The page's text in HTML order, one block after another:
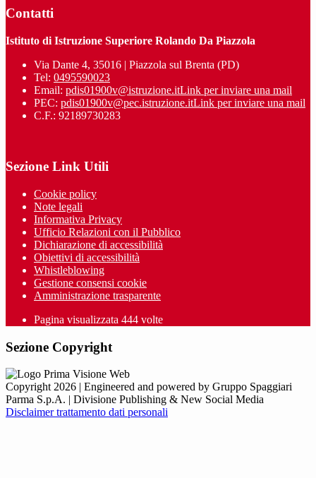
Contatti
Istituto di Istruzione Superiore Rolando Da Piazzola
Via Dante 4, 35016 | Piazzola sul Brenta (PD)
Tel: 0495590023
Email: pdis01900v@istruzione.itLink per inviare una mail
PEC: pdis01900v@pec.istruzione.itLink per inviare una mail
C.F.: 92189730283
Sezione Link Utili
Cookie policy
Note legali
Informativa Privacy
Ufficio Relazioni con il Pubblico
Dichiarazione di accessibilità
Obiettivi di accessibilità
Whistleblowing
Gestione consensi cookie
Amministrazione trasparente
Pagina visualizzata 444 volte
Sezione Copyright
Copyright 2026 | Engineered and powered by Gruppo Spaggiari
Parma S.p.A. | Divisione Publishing & New Social Media
Disclaimer trattamento dati personali